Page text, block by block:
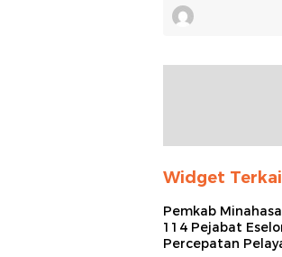
Widget
Pemkab
114 Pejabat
Percepatan